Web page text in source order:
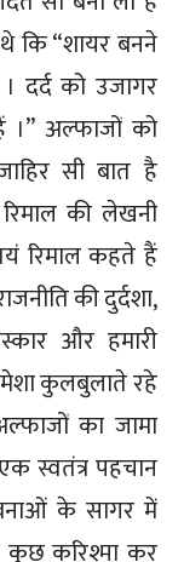
कि “शायर बनने
दर्द को उजागर
अल्फाजों को
सी बात है
की लेखनी
रिमाल कहते हैं
की दुर्दशा,
और हमारी
कुलबुलाते रहे
का जामा
स्वतंत्र पहचान
के सागर में
करिश्मा कर